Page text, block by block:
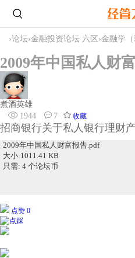
›论坛›金融投资论坛 六区 ›金融学（
2009年中国私人财
煮酒英雄
1944
7 收藏
招商银行关于私人银行理财
2009年中国私人财富报告.pdf
大小:1011.41 KB
只需: 4 个论坛币
点赞 0